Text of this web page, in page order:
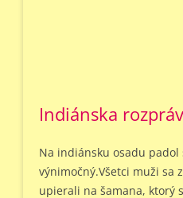
Indiánska
Na indiánsku osadu padol
výnimočný.Všetci muži sa
upierali na šamana, ktorý